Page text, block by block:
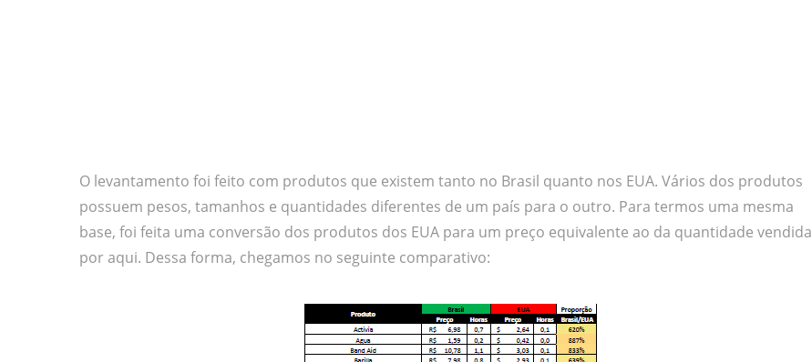
O levantamento foi feito com produtos que existem tanto no Brasil quanto nos EUA. Vários dos produtos
possuem pesos, tamanhos e quantidades diferentes de um país para o outro. Para termos uma mesma
base, foi feita uma conversão dos produtos dos EUA para um preço equivalente ao da quantidade vendida
por aqui. Dessa forma, chegamos no seguinte comparativo: